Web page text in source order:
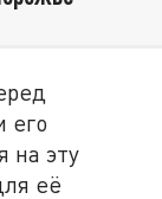
его
на эту
её